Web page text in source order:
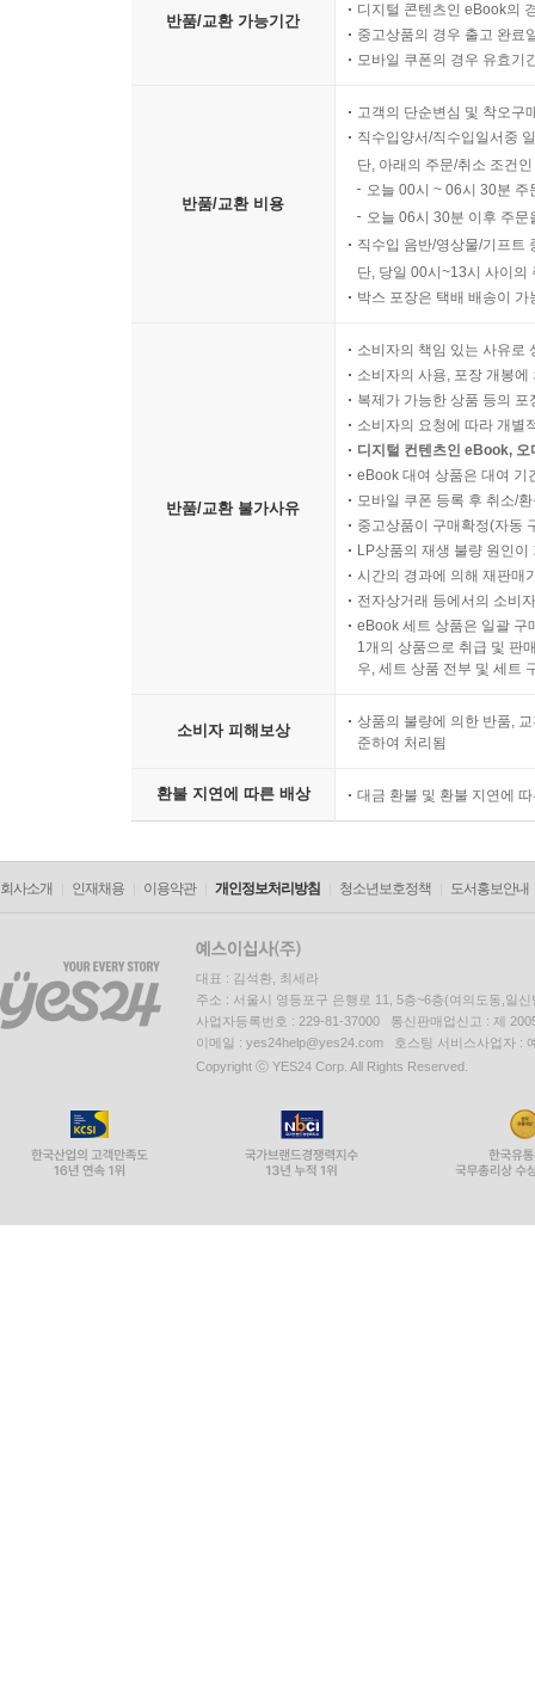
반품/교환 가능기간
디지털 콘텐츠인 eBook의
중고상품의 경우 출고 완료
모바일 쿠폰의 경우 유효기
반품/교환 비용
고객의 단순변심 및 착오구
직수입양서/직수입일서중
단, 아래의 주문/취소 조건
오늘 00시 ~ 06시 30분
오늘 06시 30분 이후 주
직수입 음반/영상물/기프트
단, 당일 00시~13시 사이의
박스 포장은 택배 배송이
반품/교환 불가사유
소비자의 책임 있는 사유로
소비자의 사용, 포장 개봉
복제가 가능한 상품 등의
소비자의 요청에 따라 개별
디지털 컨텐츠인 eBook,
eBook 대여 상품은 대여 기
모바일 쿠폰 등록 후 취소/
중고상품이 구매확정(자동
LP상품의 재생 불량 원인
시간의 경과에 의해 재판매
전자상거래 등에서의 소비
eBook 세트 상품은 일괄 구
1개의 상품으로 취급 및 판
우, 세트 상품 전부 및 세트
소비자 피해보상
상품의 불량에 의한 반품,
준하여 처리됨
환불 지연에 따른 배상 대금 환불 및 환불 지연에
회사소개 인재채용 이용약관 개인정보처리방침 청소년보호정책 도서홍보안내
대표 : 김석환, 최세라
주소 : 서울시 영등포구 은행로 11, 5층~6층(여의도동,일신
사업자등록번호 : 229-81-37000 통신판매업신고 : 제
이메일 : yes24help@yes24.com 호스팅 서비스사업자 :
Copyright ⓒ YES24 Corp. All Rights Reserved.